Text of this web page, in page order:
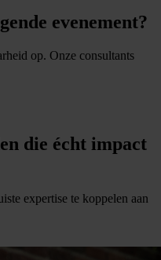
evenement?
op. Onze consultants
die écht impact
expertise te koppelen aan